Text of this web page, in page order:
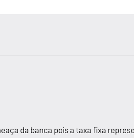
da banca pois a taxa fixa